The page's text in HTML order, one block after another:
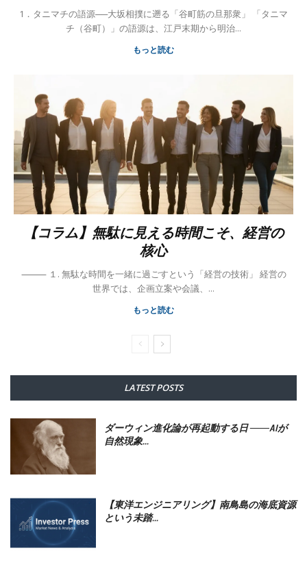
1．タニマチの語源──大坂相撲に遡る「谷町筋の旦那衆」 「タニマ
チ（谷町）」の語源は、江戸末期から明治...
もっと読む
【コラム】無駄に見える時間こそ、経営の
核心
⸻ １. 無駄な時間を一緒に過ごすという「経営の技術」 経営の
世界では、企画立案や会議、...
もっと読む
LATEST POSTS
ダーウィン進化論が再起動する日 ――AIが
自然現象...
【東洋エンジニアリング】南鳥島の海底資源
という未踏...